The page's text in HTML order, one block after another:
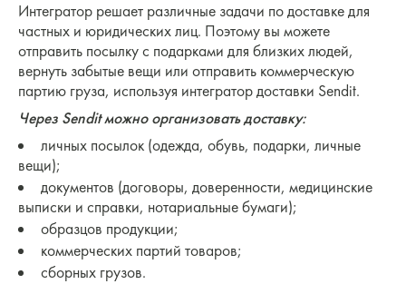
Интегратор решает различные задачи по доставке для
частных и юридических лиц. Поэтому вы можете
отправить посылку с подарками для близких людей,
вернуть забытые вещи или отправить коммерческую
партию груза, используя интегратор доставки Sendit.
Через Sendit можно организовать доставку:
личных посылок (одежда, обувь, подарки, личные
вещи);
документов (договоры, доверенности, медицинские
выписки и справки, нотариальные бумаги);
образцов продукции;
коммерческих партий товаров;
сборных грузов.